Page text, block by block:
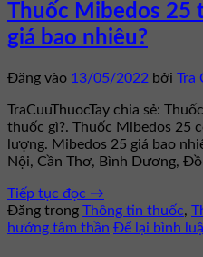
Thuốc Mibedos 25
giá bao nhiêu?
Đăng vào 13/05/2022 bởi Tra
TraCuuThuocTay chia sẻ:
thuốc gì?. Thuốc Mibedos 25
lượng. Mibedos 25 giá bao
Nội, Cần Thơ, Bình Dương,
Tiếp tục đọc →
Đăng trong Thông tin thuốc,
hướng tâm thần Để lại bình